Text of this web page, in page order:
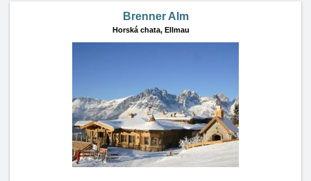
Brenner Alm
Horská chata, Ellmau